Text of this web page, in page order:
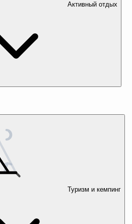
Активный отдых
Туризм и кемпинг